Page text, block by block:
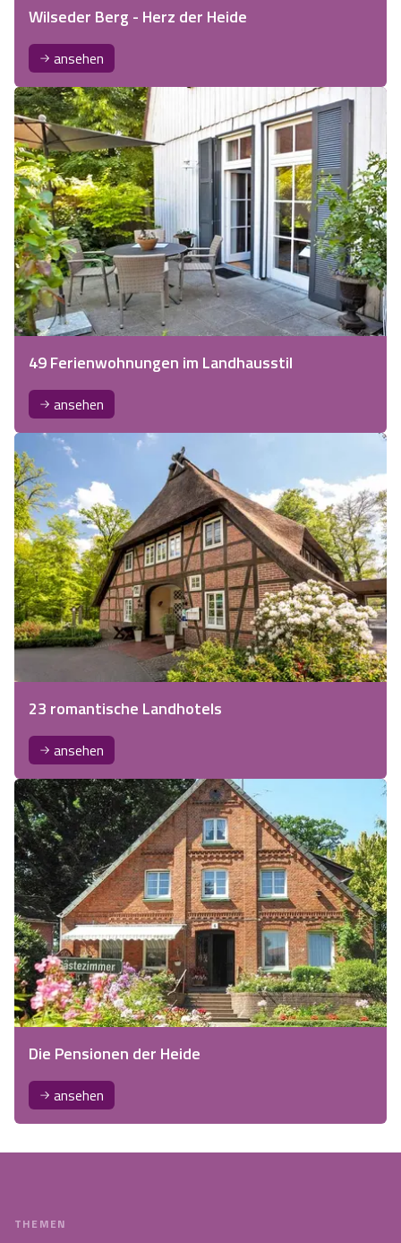
Wilseder Berg - Herz der Heide
ansehen
49 Ferienwohnungen im Landhausstil
ansehen
23 romantische Landhotels
ansehen
Die Pensionen der Heide
ansehen
THEMEN